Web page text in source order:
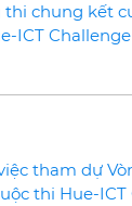
thi chung kết
ICT
tham dự
thi Hue-ICT